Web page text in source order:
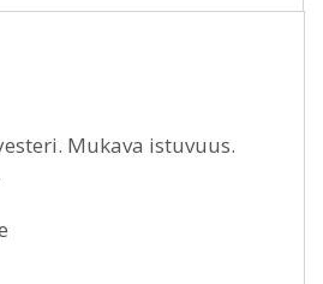
Mukava istuvuus.